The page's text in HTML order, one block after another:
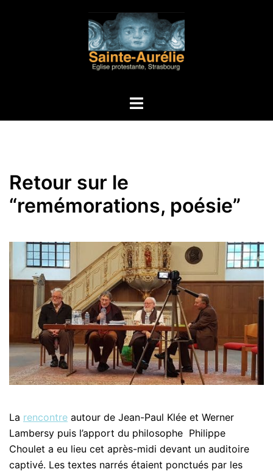
Ouvrir/fermer
Retour sur le
“remémorations, poésie”
La rencontre autour de Jean-Paul Klée et Werner
Lambersy puis l’apport du philosophe Philippe
Choulet a eu lieu cet après-midi devant un auditoire
captivé. Les textes narrés étaient ponctués par les